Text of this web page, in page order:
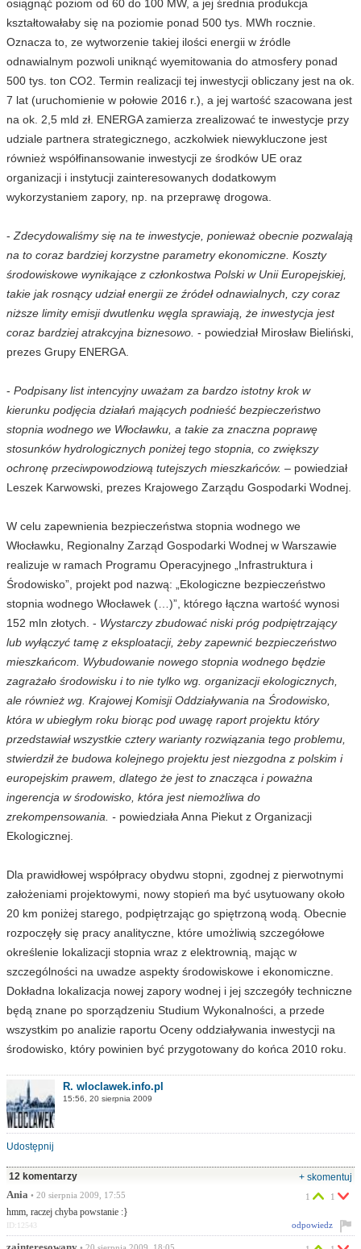
osiągnąć poziom od 60 do 100 MW, a jej średnia produkcja
kształtowałaby się na poziomie ponad 500 tys. MWh rocznie.
Oznacza to, ze wytworzenie takiej ilości energii w źródle
odnawialnym pozwoli uniknąć wyemitowania do atmosfery ponad
500 tys. ton CO2. Termin realizacji tej inwestycji obliczany jest na ok.
7 lat (uruchomienie w połowie 2016 r.), a jej wartość szacowana jest
na ok. 2,5 mld zł. ENERGA zamierza zrealizować te inwestycje przy
udziale partnera strategicznego, aczkolwiek niewykluczone jest
również współfinansowanie inwestycji ze środków UE oraz
organizacji i instytucji zainteresowanych dodatkowym
wykorzystaniem zapory, np. na przeprawę drogowa.
- Zdecydowaliśmy się na te inwestycje, ponieważ obecnie pozwalają
na to coraz bardziej korzystne parametry ekonomiczne. Koszty
środowiskowe wynikające z członkostwa Polski w Unii Europejskiej,
takie jak rosnący udział energii ze źródeł odnawialnych, czy coraz
niższe limity emisji dwutlenku węgla sprawiają, że inwestycja jest
coraz bardziej atrakcyjna biznesowo. - powiedział Mirosław Bieliński,
prezes Grupy ENERGA.
- Podpisany list intencyjny uważam za bardzo istotny krok w
kierunku podjęcia działań mających podnieść bezpieczeństwo
stopnia wodnego we Włocławku, a takie za znaczna poprawę
stosunków hydrologicznych poniżej tego stopnia, co zwiększy
ochronę przeciwpowodziową tutejszych mieszkańców. – powiedział
Leszek Karwowski, prezes Krajowego Zarządu Gospodarki Wodnej.
W celu zapewnienia bezpieczeństwa stopnia wodnego we
Włocławku, Regionalny Zarząd Gospodarki Wodnej w Warszawie
realizuje w ramach Programu Operacyjnego „Infrastruktura i
Środowisko”, projekt pod nazwą: „Ekologiczne bezpieczeństwo
stopnia wodnego Włocławek (…)”, którego łączna wartość wynosi
152 mln złotych. - Wystarczy zbudować niski próg podpiętrzający
lub wyłączyć tamę z eksploatacji, żeby zapewnić bezpieczeństwo
mieszkańcom. Wybudowanie nowego stopnia wodnego będzie
zagrażało środowisku i to nie tylko wg. organizacji ekologicznych,
ale również wg. Krajowej Komisji Oddziaływania na Środowisko,
która w ubiegłym roku biorąc pod uwagę raport projektu który
przedstawiał wszystkie cztery warianty rozwiązania tego problemu,
stwierdził że budowa kolejnego projektu jest niezgodna z polskim i
europejskim prawem, dlatego że jest to znacząca i poważna
ingerencja w środowisko, która jest niemożliwa do
zrekompensowania. - powiedziała Anna Piekut z Organizacji
Ekologicznej.
Dla prawidłowej współpracy obydwu stopni, zgodnej z pierwotnymi
założeniami projektowymi, nowy stopień ma być usytuowany około
20 km poniżej starego, podpiętrzając go spiętrzoną wodą. Obecnie
rozpoczęły się pracy analityczne, które umożliwią szczegółowe
określenie lokalizacji stopnia wraz z elektrownią, mając w
szczególności na uwadze aspekty środowiskowe i ekonomiczne.
Dokładna lokalizacja nowej zapory wodnej i jej szczegóły techniczne
będą znane po sporządzeniu Studium Wykonalności, a przede
wszystkim po analizie raportu Oceny oddziaływania inwestycji na
środowisko, który powinien być przygotowany do końca 2010 roku.
R. wloclawek.info.pl
15:56, 20 sierpnia 2009
Udostępnij
12 komentarzy
+ skomentuj
Ania • 20 sierpnia 2009, 17:55
hmm, raczej chyba powstanie :}
1 1
odpowiedz
ID:12543